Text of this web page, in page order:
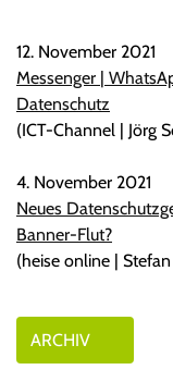
12. November 2021
Messenger |
Datenschutz
(ICT-Channel | Jörg
4. November 2021
Neues
Banner-Flut?
(heise online |
ARCHIV